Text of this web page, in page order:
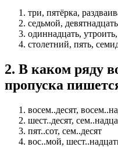
три, пятёрка,
седьмой,
одиннадцать,
столетний, пять,
2. В каком ряду
пропуска
восем..десят,
шест..десят,
пят..сот, сем..десят
вос..мой,